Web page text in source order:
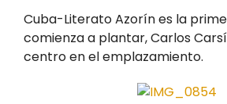
Cuba-Literato Azorín es la
comienza a plantar, Carlos
centro en el emplazamiento.